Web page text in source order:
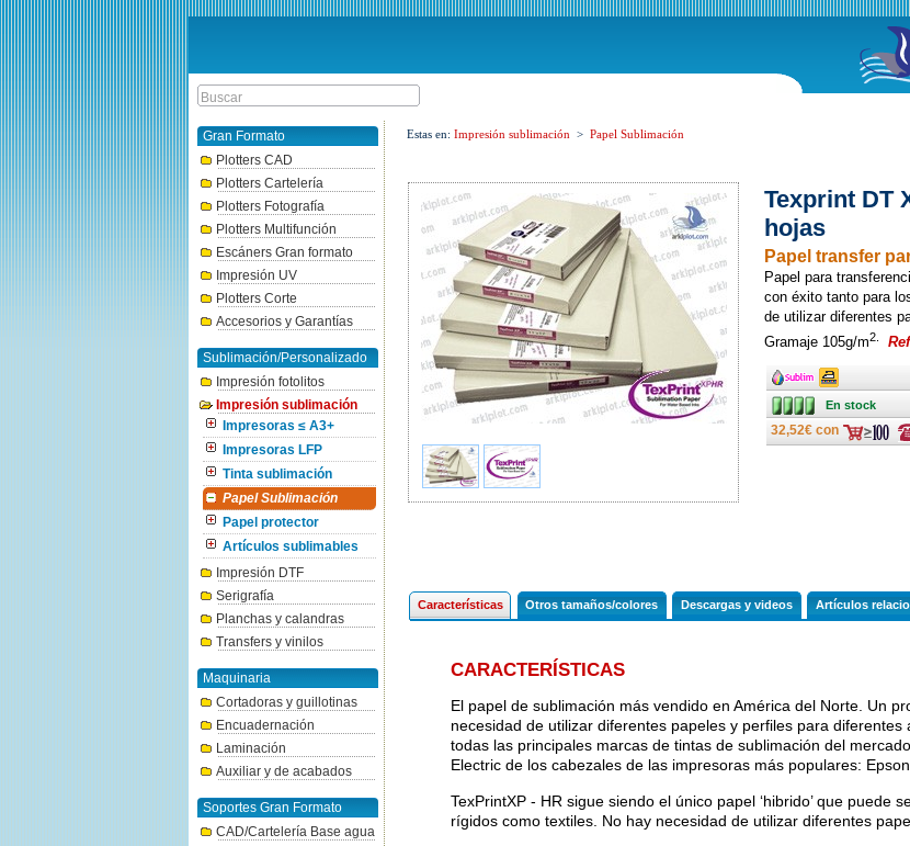
Gran Formato
Plotters CAD
Plotters Cartelería
Plotters Fotografía
Plotters Multifunción
Escáners Gran formato
Impresión UV
Plotters Corte
Accesorios y Garantías
Sublimación/Personalizado
Impresión fotolitos
Impresión sublimación
Impresoras ≤ A3+
Impresoras LFP
Tinta sublimación
Papel Sublimación
Papel protector
Artículos sublimables
Impresión DTF
Serigrafía
Planchas y calandras
Transfers y vinilos
Maquinaria
Cortadoras y guillotinas
Encuadernación
Laminación
Auxiliar y de acabados
Soportes Gran Formato
CAD/Cartelería Base agua
Estas en: Impresión sublimación > Papel Sublimación
Texprint DT
hojas
Papel transfer
Papel para
con éxito tanto para
de utilizar diferentes
Gramaje 105g/m2.
Ancho Ancho
En stock En stock
32,52€ con
Características Otros tamaños/colores Descargas y videos Artículos
CARACTERÍSTICAS
El papel de sublimación más vendido en América del Norte. Un
necesidad de utilizar diferentes papeles y perfiles para
todas las principales marcas de tintas de sublimación del
Electric de los cabezales de las impresoras más populares:
TexPrintXP - HR sigue siendo el único papel ‘hibrido’ que puede
rígidos como textiles. No hay necesidad de utilizar diferentes